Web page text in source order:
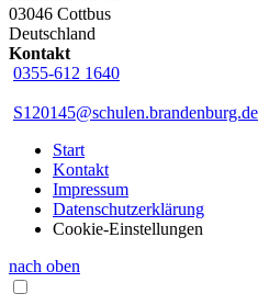
03046 Cottbus
Deutschland
Kontakt
0355-612 1640
S120145@schulen.brandenburg.de
Start
Kontakt
Impressum
Datenschutzerklärung
Cookie-Einstellungen
nach oben